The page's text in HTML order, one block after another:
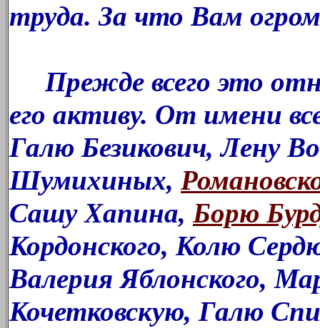
труда. За что Вам
Прежде всего это
его активу. От имени
Галю Безикович, Лену
Шумихиных,
Сашу Хапина,Борю
Кордонского, Колю
Валерия Яблонского,
Кочетковскую, Галю